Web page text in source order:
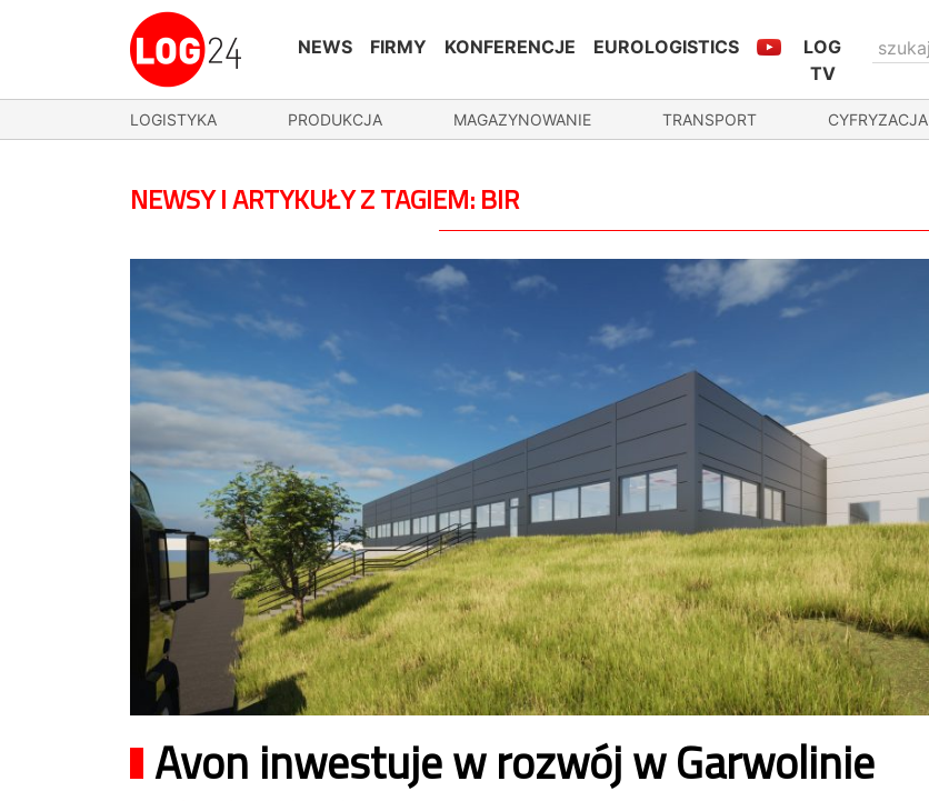
NEWS FIRMY KONFERENCJE EUROLOGISTICS
LOG
TV
LOGISTYKA PRODUKCJA MAGAZYNOWANIE TRANSPORT CYFRYZACJA
NEWSY I ARTYKUŁY Z TAGIEM: BIR
Avon inwestuje w rozwój w Garwolinie